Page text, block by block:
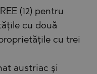
(12) pentru
cu două
cu trei
austriac și